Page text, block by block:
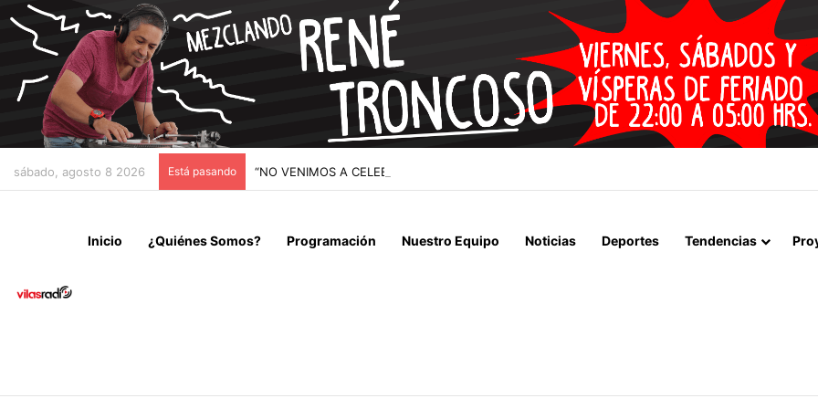
sábado, agosto 8 2026 Está pasando “NO VENIMOS A CELEBRAR LA MUERTE, SINO LA VIDA”: LA EMOTIVA ROMERÍA AL CEMENTERIO
Inicio ¿Quiénes Somos? Programación Nuestro Equipo Noticias Deportes Tendencias